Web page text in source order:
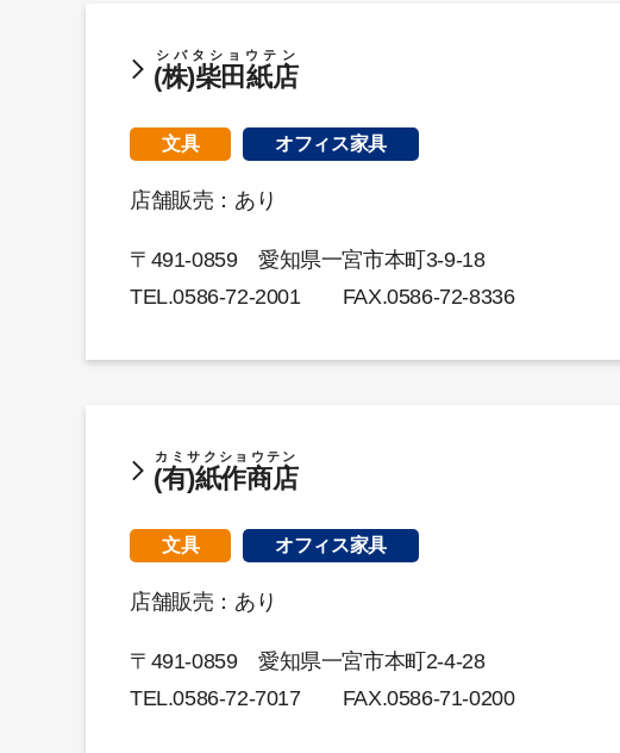
(株)柴田紙店
シバタショウテン
文具 オフィス家具
店舗販売：あり
〒491-0859 愛知県一宮市本町3-9-18
TEL.0586-72-2001FAX.0586-72-8336
(有)紙作商店
カミサクショウテン
文具 オフィス家具
店舗販売：あり
〒491-0859 愛知県一宮市本町2-4-28
TEL.0586-72-7017FAX.0586-71-0200